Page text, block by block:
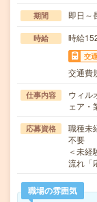
期間 即日～
時給 時給
交
交通費
仕事内容
ウィル
ェア
応募資格
職種未
不要
＜未経
流れ「
職場の雰囲気